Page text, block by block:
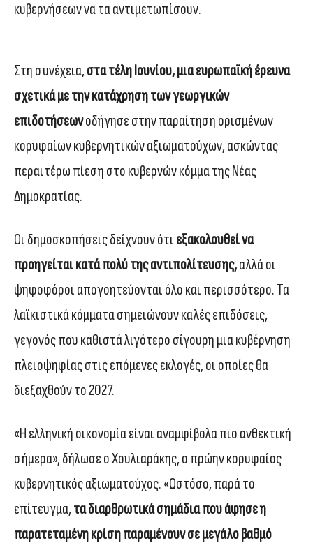
κυβερνήσεων να τα αντιμετωπίσουν.
Στη συνέχεια, στα τέλη Ιουνίου, μια ευρωπαϊκή έρευνα
σχετικά με την κατάχρηση των γεωργικών
επιδοτήσεωνοδήγησε στην παραίτηση ορισμένων
κορυφαίων κυβερνητικών αξιωματούχων, ασκώντας
περαιτέρω πίεση στο κυβερνών κόμμα της Νέας
Δημοκρατίας.
Οι δημοσκοπήσεις δείχνουν ότι εξακολουθεί να
προηγείται κατά πολύ της αντιπολίτευσης,αλλά οι
ψηφοφόροι απογοητεύονται όλο και περισσότερο. Τα
λαϊκιστικά κόμματα σημειώνουν καλές επιδόσεις,
γεγονός που καθιστά λιγότερο σίγουρη μια κυβέρνηση
πλειοψηφίας στις επόμενες εκλογές, οι οποίες θα
διεξαχθούν το 2027.
«Η ελληνική οικονομία είναι αναμφίβολα πιο ανθεκτική
σήμερα», δήλωσε ο Χουλιαράκης, ο πρώην κορυφαίος
κυβερνητικός αξιωματούχος. «Ωστόσο, παρά το
επίτευγμα, τα διαρθρωτικά σημάδια που άφησε η
παρατεταμένη κρίση παραμένουν σε μεγάλο βαθμό